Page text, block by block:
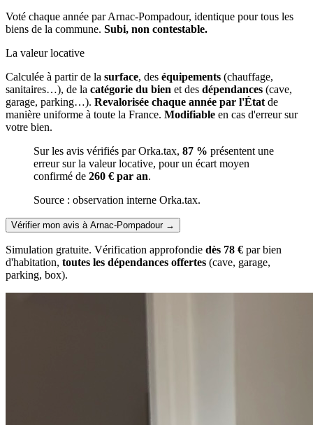
Voté chaque année par Arnac-Pompadour, identique pour tous les
biens de la commune. Subi, non contestable.
La valeur locative
Calculée à partir de la surface, des équipements (chauffage,
sanitaires…), de la catégorie du bien et des dépendances (cave,
garage, parking…). Revalorisée chaque année par l'État de
manière uniforme à toute la France. Modifiable en cas d'erreur sur
votre bien.
Sur les avis vérifiés par Orka.tax, 87 % présentent une
erreur sur la valeur locative, pour un écart moyen
confirmé de 260 € par an.
Source : observation interne Orka.tax.
Vérifier mon avis à Arnac-Pompadour→
Simulation gratuite. Vérification approfondie dès 78 € par bien
d'habitation, toutes les dépendances offertes (cave, garage,
parking, box).